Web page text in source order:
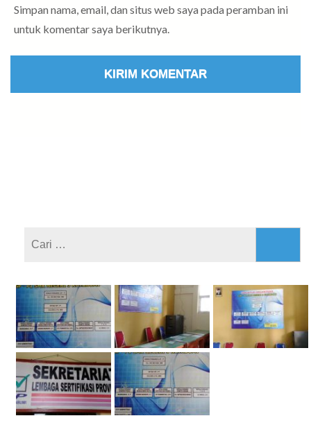
Simpan nama, email, dan situs web saya pada peramban ini
untuk komentar saya berikutnya.